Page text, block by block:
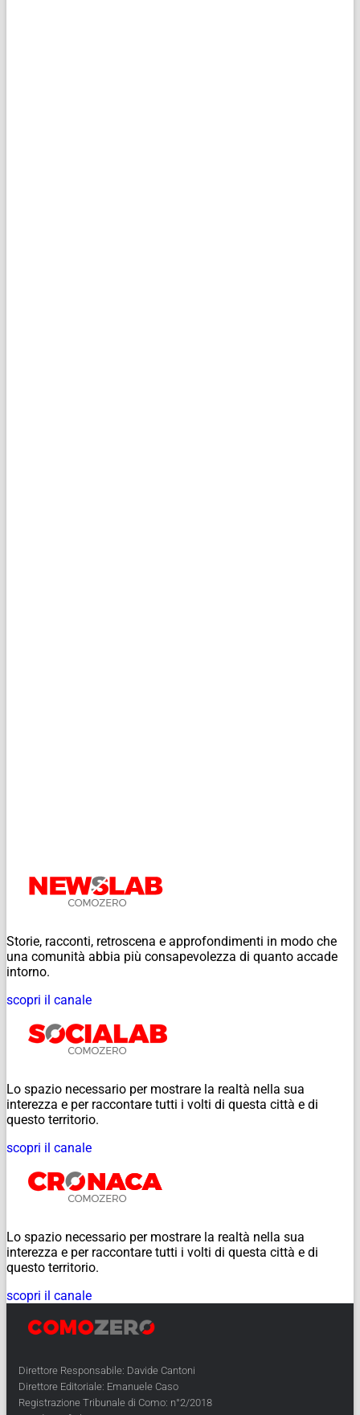
Storie, racconti, retroscena e approfondimenti in modo che
una comunità abbia più consapevolezza di quanto accade
intorno.
scopri il canale
Lo spazio necessario per mostrare la realtà nella sua
interezza e per raccontare tutti i volti di questa città e di
questo territorio.
scopri il canale
Lo spazio necessario per mostrare la realtà nella sua
interezza e per raccontare tutti i volti di questa città e di
questo territorio.
scopri il canale
Direttore Responsabile: Davide Cantoni
Direttore Editoriale: Emanuele Caso
Registrazione Tribunale di Como: n°2/2018